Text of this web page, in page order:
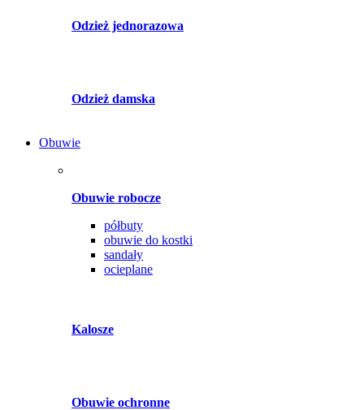
Odzież jednorazowa
Odzież damska
Obuwie
Obuwie robocze
półbuty
obuwie do kostki
sandały
ocieplane
Kalosze
Obuwie ochronne